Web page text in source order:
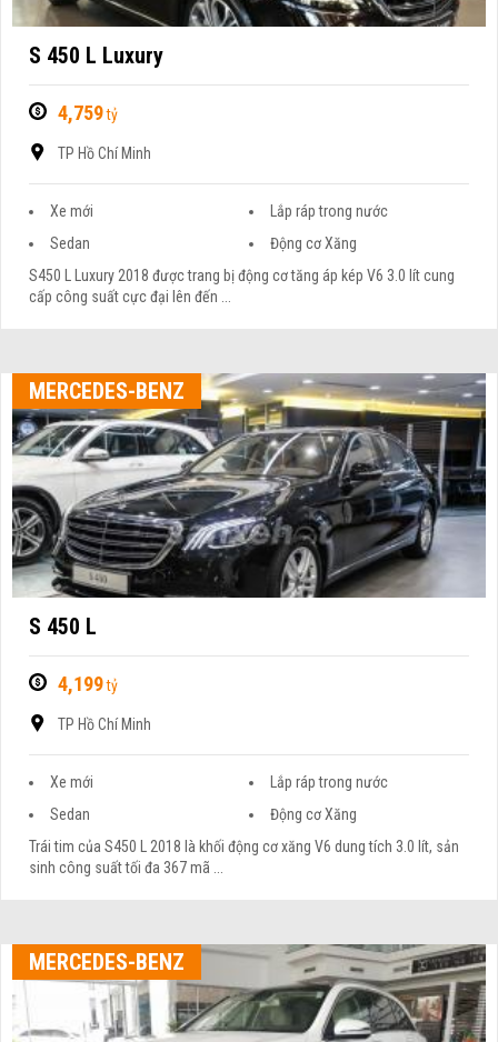
S 450 L Luxury
4,759tỷ
TP Hồ Chí Minh
Xe mới
Lắp ráp trong nước
Sedan
Động cơ Xăng
S450 L Luxury 2018 được trang bị động cơ tăng áp kép V6 3.0 lít cung
cấp công suất cực đại lên đến ...
MERCEDES-BENZ
S 450 L
4,199tỷ
TP Hồ Chí Minh
Xe mới
Lắp ráp trong nước
Sedan
Động cơ Xăng
Trái tim của S450 L 2018 là khối động cơ xăng V6 dung tích 3.0 lít, sản
sinh công suất tối đa 367 mã ...
MERCEDES-BENZ